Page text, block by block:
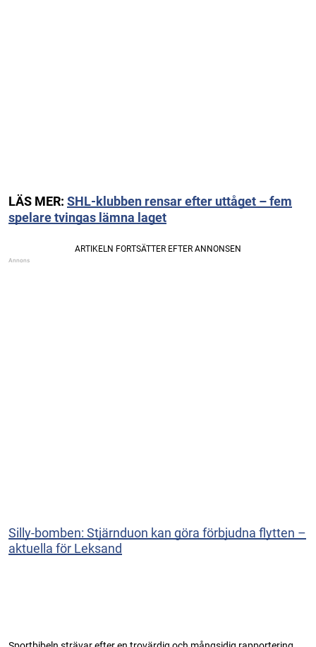
LÄS MER: SHL-klubben rensar efter uttåget – fem
spelare tvingas lämna laget
Silly-bomben: Stjärnduon kan göra förbjudna flytten –
aktuella för Leksand